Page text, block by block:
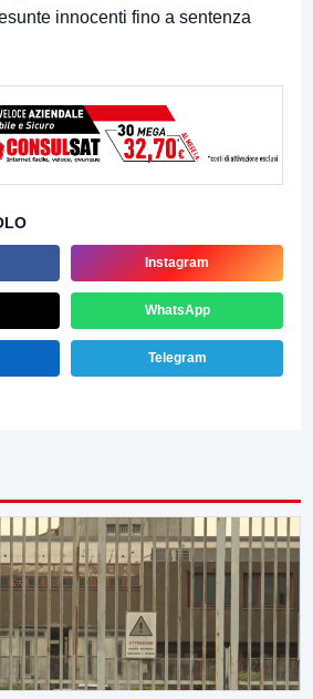
innocenti fino a sentenza
Instagram
WhatsApp
Telegram